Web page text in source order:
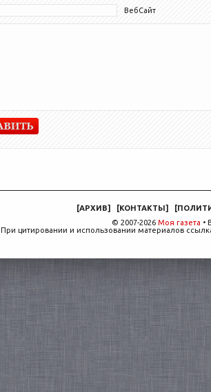
ВебСайт
[АРХИВ] [КОНТАКТЫ] [
© 2007-2026 Моя газета •
При цитировании и использовании материалов